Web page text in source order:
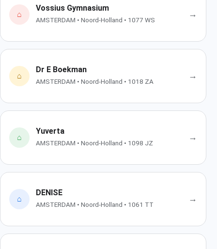
⌂
Vossius Gymnasium
AMSTERDAM • Noord-Holland • 1077 WS
→
⌂
Dr E Boekman
AMSTERDAM • Noord-Holland • 1018 ZA
→
⌂
Yuverta
AMSTERDAM • Noord-Holland • 1098 JZ
→
⌂
DENISE
AMSTERDAM • Noord-Holland • 1061 TT
→